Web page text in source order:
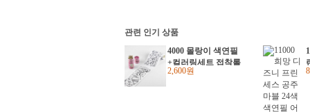
관련 인기 상품
4000 몰랑이 색연필
+컬러링세트 접착롤
링페이퍼 벽그림 색
2,600원